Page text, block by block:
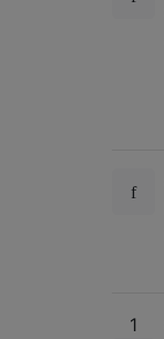
1